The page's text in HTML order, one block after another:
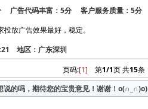
广告代码丰富：5分 客户服务质量：5分
放广告效果最好，稳定。
地区：广东深圳
页码:[1] 第1/1页 共15条
说的吗，期待您的宝贵意见！谢谢！o(∩_∩)o)